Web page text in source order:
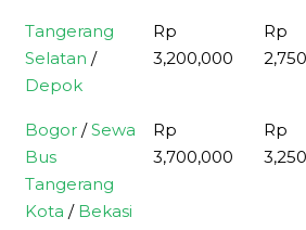
Tujuan
Big Bus 48
& 59 seat
Bus
Tangerang
Selatan /
Depok
Rp
3,200,000
Rp
Bogor /Sewa
Bus
Tangerang
Kota / Bekasi
Rp
3,700,000
Rp